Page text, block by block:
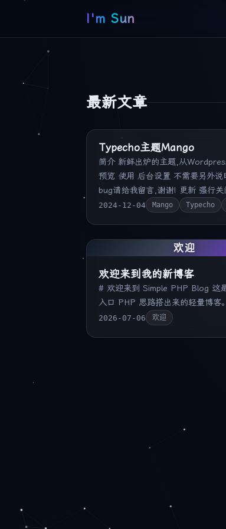
I'm Sun
最新文章
Typecho主题Mango
简介 新鲜出炉的主题,从
预览 使用 后台设置 不需要另外说
bug请给我留言,谢谢! 更新 强行关
护 更新内容 为避免原图过大造成
2024-12-04 Mango Typecho
欢迎
欢迎来到我的新博客
# 欢迎来到 Simple PHP Blog 这
入口 PHP 思路搭出来的轻量博客
先做这几件事 - 进入后台，修改站
2026-07-06 欢迎